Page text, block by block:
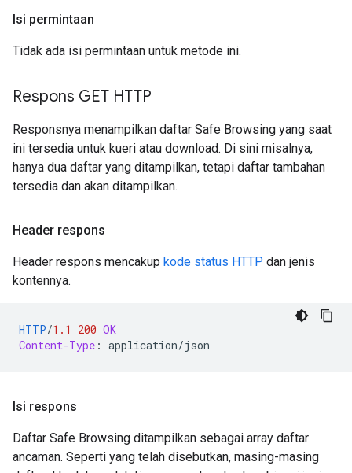
Isi permintaan
Tidak ada isi permintaan untuk metode ini.
Respons GET HTTP
Responsnya menampilkan daftar Safe Browsing yang saat
ini tersedia untuk kueri atau download. Di sini misalnya,
hanya dua daftar yang ditampilkan, tetapi daftar tambahan
tersedia dan akan ditampilkan.
Header respons
Header respons mencakup kode status HTTP dan jenis
kontennya.
HTTP/1.1 200 OK
Content-Type : application/json
Isi respons
Daftar Safe Browsing ditampilkan sebagai array daftar
ancaman. Seperti yang telah disebutkan, masing-masing